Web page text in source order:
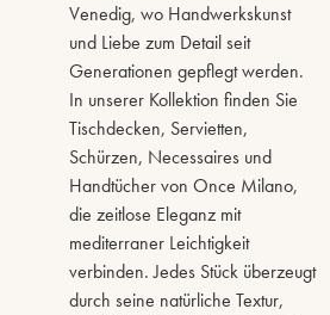
Venedig, wo Handwerkskunst
und Liebe zum Detail seit
Generationen gepflegt werden.
In unserer Kollektion finden Sie
Tischdecken, Servietten,
Schürzen, Necessaires und
Handtücher von Once Milano,
die zeitlose Eleganz mit
mediterraner Leichtigkeit
verbinden. Jedes Stück überzeugt
durch seine natürliche Textur,